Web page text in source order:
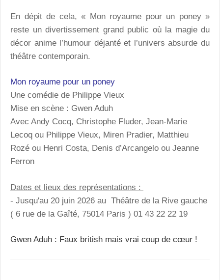
En dépit de cela, « Mon royaume pour un poney »
reste un divertissement grand public où la magie du
décor anime l’humour déjanté et l’univers absurde du
théâtre contemporain.
Mon royaume pour un poney
Une comédie de Philippe Vieux
Mise en scène : Gwen Aduh
Avec Andy Cocq, Christophe Fluder, Jean-Marie
Lecoq ou Philippe Vieux, Miren Pradier, Matthieu
Rozé ou Henri Costa, Denis d’Arcangelo ou Jeanne
Ferron
Dates et lieux des représentations :
- Jusqu'au 20 juin 2026 au Théâtre de la Rive gauche
( 6 rue de la Gaîté, 75014 Paris ) 01 43 22 22 19
Gwen Aduh : Faux british mais vrai coup de cœur !